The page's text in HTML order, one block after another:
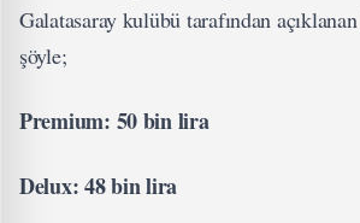
Galatasaray kulübü tarafından
şöyle;
Premium: 50 bin lira
Delux: 48 bin lira